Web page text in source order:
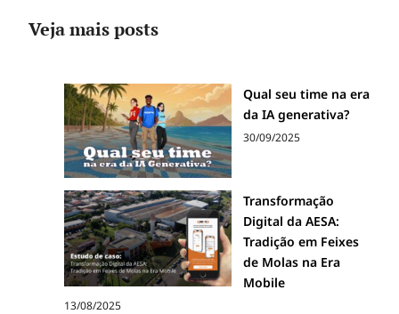
Veja mais posts
Qual seu time na era
da IA generativa?
30/09/2025
Transformação
Digital da AESA:
Tradição em Feixes
de Molas na Era
Mobile
13/08/2025